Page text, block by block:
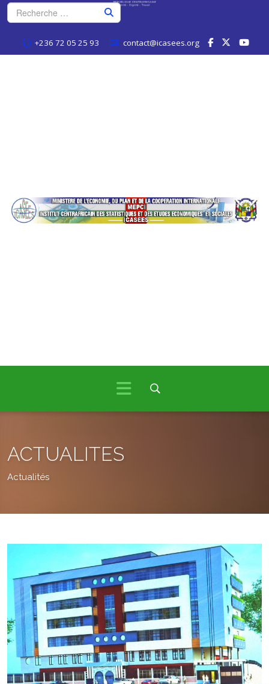
+236 72 05 25 93 contact@icasees.org
ACTUALITES
Actualités